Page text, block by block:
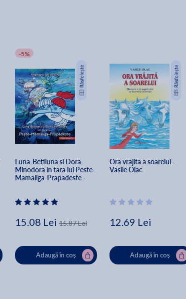
-5%
Luna-Betiluna si Dora-
Minodora in tara lui Peste-
Mamaliga-Prapadeste -
15.08 Lei 15.87 Lei
Adaugă în coș
Ora vrajita a soarelui -
Vasile Olac
12.69 Lei
Adaugă în coș